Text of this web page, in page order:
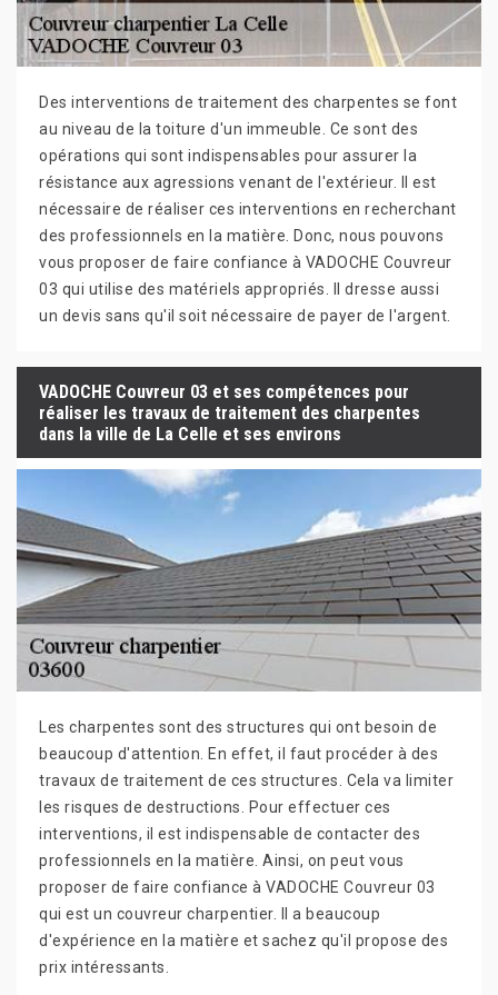
Des interventions de traitement des charpentes se font
au niveau de la toiture d'un immeuble. Ce sont des
opérations qui sont indispensables pour assurer la
résistance aux agressions venant de l'extérieur. Il est
nécessaire de réaliser ces interventions en recherchant
des professionnels en la matière. Donc, nous pouvons
vous proposer de faire confiance à VADOCHE Couvreur
03 qui utilise des matériels appropriés. Il dresse aussi
un devis sans qu'il soit nécessaire de payer de l'argent.
VADOCHE Couvreur 03 et ses compétences pour
réaliser les travaux de traitement des charpentes
dans la ville de La Celle et ses environs
Les charpentes sont des structures qui ont besoin de
beaucoup d'attention. En effet, il faut procéder à des
travaux de traitement de ces structures. Cela va limiter
les risques de destructions. Pour effectuer ces
interventions, il est indispensable de contacter des
professionnels en la matière. Ainsi, on peut vous
proposer de faire confiance à VADOCHE Couvreur 03
qui est un couvreur charpentier. Il a beaucoup
d'expérience en la matière et sachez qu'il propose des
prix intéressants.